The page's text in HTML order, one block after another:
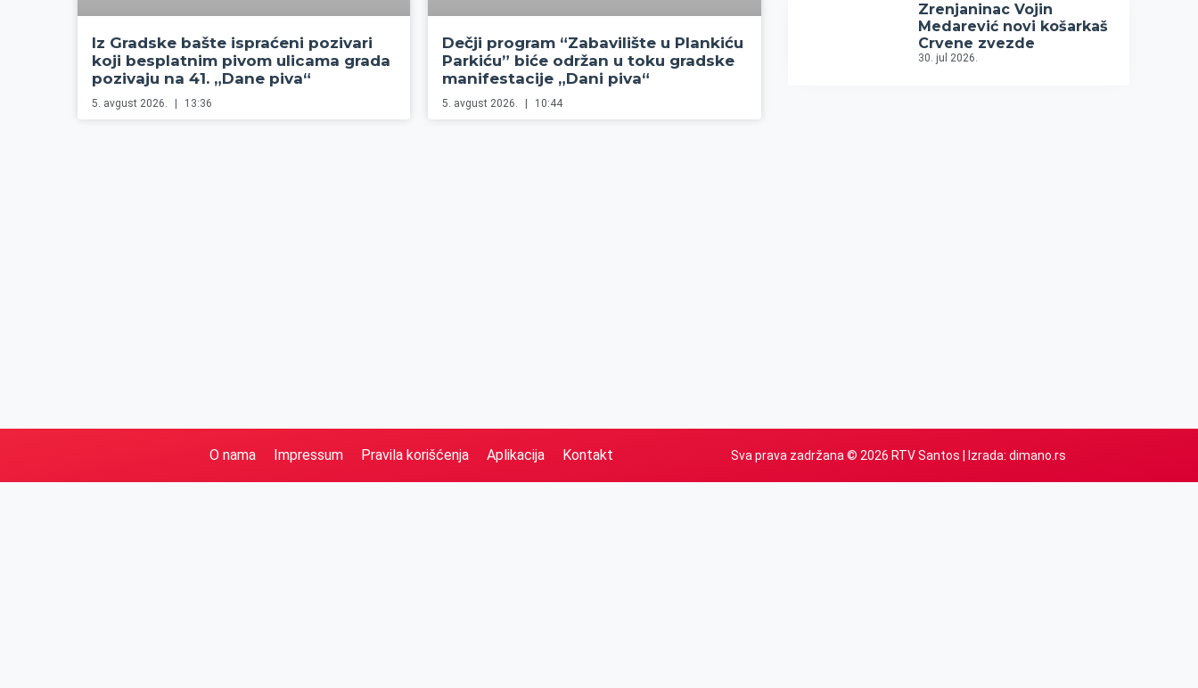
Iz Gradske bašte ispraćeni pozivari
koji besplatnim pivom ulicama grada
pozivaju na 41. „Dane piva“
5. avgust 2026. 13:36
Dečji program “Zabavilište u Plankiću
Parkiću” biće održan u toku gradske
manifestacije „Dani piva“
5. avgust 2026. 10:44
Zrenjaninac Vojin
Medarević novi košarkaš
Crvene zvezde
30. jul 2026.
O nama Impressum Pravila korišćenja Aplikacija Kontakt Sva prava zadržana © 2026 RTV Santos | Izrada: dimano.rs